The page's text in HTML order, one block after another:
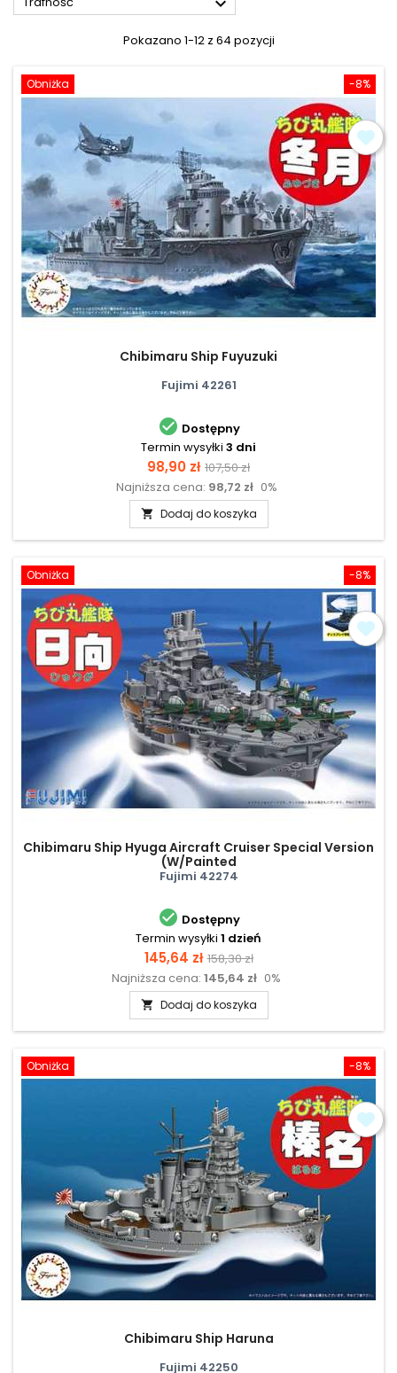
Pokazano 1-12 z 64 pozycji
-8%
Obniżka
Chibimaru Ship Fuyuzuki
Fujimi 42261
 Dostępny
Termin wysyłki 3 dni
Cena
98,90 zł Cena
podstawowa
107,50 zł
Najniższa cena: 98,72 zł 0%
 Dodaj do koszyka
-8%
Obniżka
Chibimaru Ship Hyuga Aircraft Cruiser Special Version
(W/Painted
Fujimi 42274
 Dostępny
Termin wysyłki 1 dzień
Cena
145,64 zł Cena
podstawowa
158,30 zł
Najniższa cena: 145,64 zł 0%
 Dodaj do koszyka
-8%
Obniżka
Chibimaru Ship Haruna
Fujimi 42250